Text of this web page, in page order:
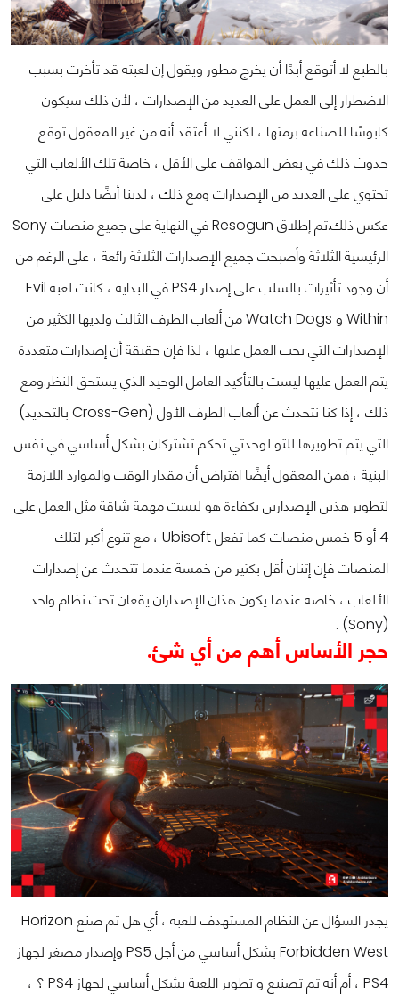
بالطبع لا أتوقع أبدًا أن يخرج مطور ويقول إن لعبته قد تأخرت بسبب
الاضطرار إلى العمل على العديد من الإصدارات ، لأن ذلك سيكون
كابوسًا للصناعة برمتها ، لكنني لا أعتقد أنه من غير المعقول توقع
حدوث ذلك في بعض المواقف على الأقل ، خاصة تلك الألعاب التي
تحتوي على العديد من الإصدارات ومع ذلك ، لدينا أيضًا دليل على
عكس ذلك.
تم إطلاق Resogun في النهاية على جميع منصات Sony
الرئيسية الثلاثة وأصبحت جميع الإصدارات الثلاثة رائعة ، على الرغم من
أن وجود تأثيرات بالسلب على إصدار PS4 في البداية ، كانت لعبة Evil
Within و Watch Dogs من ألعاب الطرف الثالث ولديها الكثير من
الإصدارات التي يجب العمل عليها ، لذا فإن حقيقة أن إصدارات متعددة
يتم العمل عليها ليست بالتأكيد العامل الوحيد الذي يستحق النظر.ومع
ذلك ، إذا كنا نتحدث عن ألعاب الطرف الأول (Cross-Gen بالتحديد)
التي يتم تطويرها للتو لوحدتي تحكم تشتركان بشكل أساسي في نفس
البنية ، فمن المعقول أيضًا افتراض أن مقدار الوقت والموارد اللازمة
لتطوير هذين الإصدارين بكفاءة هو ليست مهمة شاقة مثل العمل على
4 أو 5 خمس منصات كما تفعل Ubisoft ، مع تنوع أكبر لتلك
المنصات فإن إثنان أقل بكثير من خمسة عندما تتحدث عن إصدارات
الألعاب ، خاصة عندما يكون هذان الإصداران يقعان تحت نظام واحد
(Sony) .
حجر الأساس أهم من أي شئ.
يجدر السؤال عن النظام المستهدف للعبة ، أي هل تم صنع Horizon
Forbidden West بشكل أساسي من أجل PS5 وإصدار مصغر لجهاز
PS4 ، أم أنه تم تصنيع و تطوير اللعبة بشكل أساسي لجهاز PS4 ؟ ،